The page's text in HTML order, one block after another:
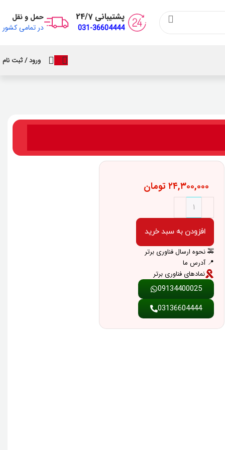
پشتیبانی 24/7
031-36604444
حمل و نقل
در تمامی کشور
ورود / ثبت نام
۲۴,۳۰۰,۰۰۰تومان
افزودن به سبد خرید
🚕 نحوه ارسال فناوری برتر
📍 آدرس ما
نمادهای فناوری برتر
09134400025
03136604444